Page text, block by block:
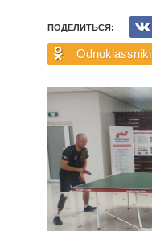
ПОДЕЛИТЬСЯ:
Odnoklassniki